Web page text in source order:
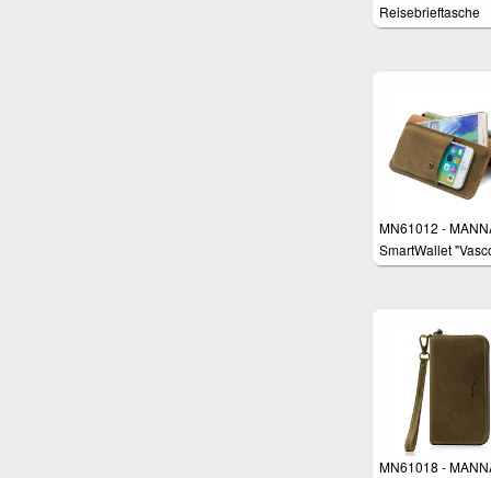
Reisebrieftasche
Geldbörse Tasche
P10 Plus, Galaxy
Edge Plus
MN61012 -
SmartWallet
MN61018 -